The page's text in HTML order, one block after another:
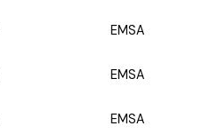
EMSA
EMSA
EMSA